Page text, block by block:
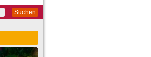
Suchen